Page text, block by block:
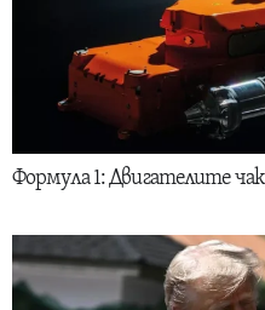
Формула 1: Двигателите